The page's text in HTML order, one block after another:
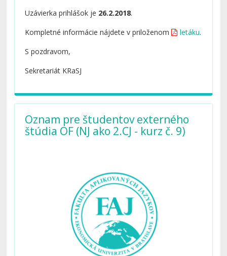
z odbornej francúzštiny DFP
Uzávierka prihlášok je 26.2.2018.
Kompletné informácie nájdete v priloženom
letáku.
S pozdravom,
Sekretariát KRaSJ
Oznam pre študentov externého
štúdia OF (NJ ako 2.CJ - kurz č. 9)